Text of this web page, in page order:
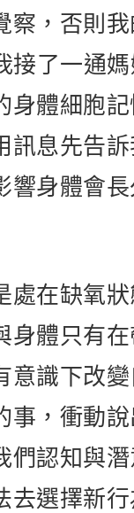
察，否則
接了一通
身體細胞
息先告
響身體會
處在缺氧
身體只有
意識下改
，衝動
們認知與
去選擇新